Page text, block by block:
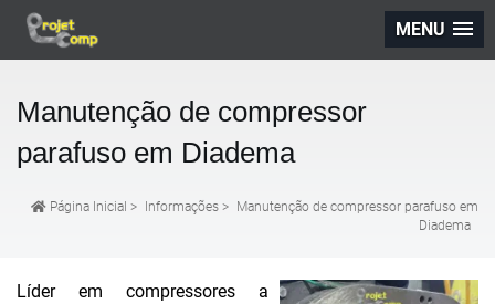
MENU
Manutenção de compressor
parafuso em Diadema
Página Inicial > Informações > Manutenção de compressor parafuso em
Diadema
Líder em compressores a